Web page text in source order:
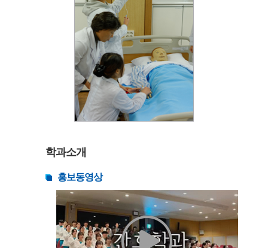
학과소개
홍보동영상